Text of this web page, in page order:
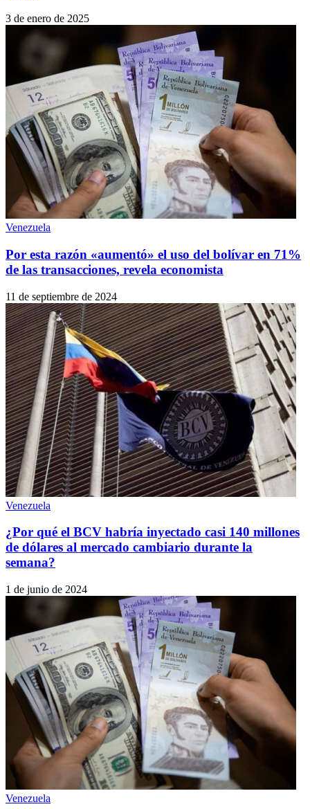
3 de enero de 2025
Venezuela
Por esta razón «aumentó» el uso del bolívar en 71%
de las transacciones, revela economista
11 de septiembre de 2024
Venezuela
¿Por qué el BCV habría inyectado casi 140 millones
de dólares al mercado cambiario durante la
semana?
1 de junio de 2024
Venezuela